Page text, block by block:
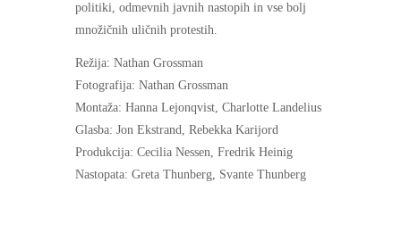
politiki, odmevnih javnih nastopih in vse bolj
množičnih uličnih protestih.
Režija: Nathan Grossman
Fotografija: Nathan Grossman
Montaža: Hanna Lejonqvist, Charlotte Landelius
Glasba: Jon Ekstrand, Rebekka Karijord
Produkcija: Cecilia Nessen, Fredrik Heinig
Nastopata: Greta Thunberg, Svante Thunberg